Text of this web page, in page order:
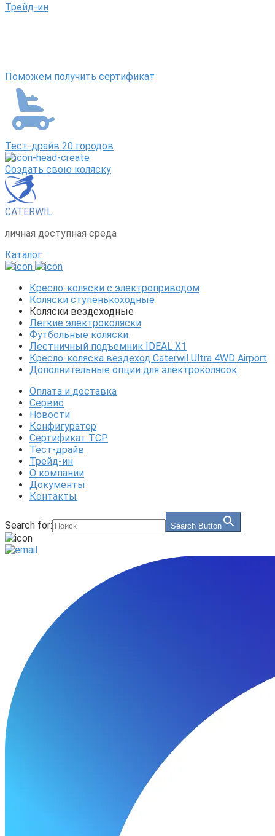
Трейд-ин
Поможем получить сертификат
Тест-драйв 20 городов
Создать свою коляску
CATERWIL
личная доступная среда
Каталог
Кресло-коляски с электроприводом
Коляски ступенькоходные
Коляски вездеходные
Легкие электроколяски
Футбольные коляски
Лестничный подъемник IDEAL X1
Кресло-коляска вездеход Caterwil Ultra 4WD Airport
Дополнительные опции для электроколясок
Оплата и доставка
Сервис
Новости
Конфигуратор
Сертификат ТСР
Тест-драйв
Трейд-ин
О компании
Документы
Контакты
Search for: Search Button